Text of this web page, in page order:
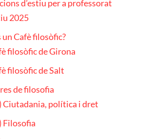
d’estiu per a professorat
2025
un Cafè filosòfic?
filosòfic de Girona
filosòfic de Salt
de filosofia
Ciutadania, política i dret
Filosofia